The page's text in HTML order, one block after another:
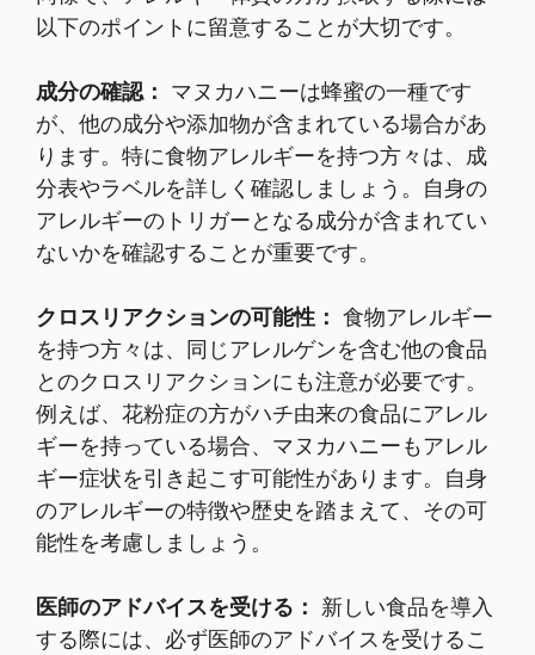
以下のポイントに留意することが大切です。
成分の確認： マヌカハニーは蜂蜜の一種です
が、他の成分や添加物が含まれている場合があ
ります。特に食物アレルギーを持つ方々は、成
分表やラベルを詳しく確認しましょう。自身の
アレルギーのトリガーとなる成分が含まれてい
ないかを確認することが重要です。
クロスリアクションの可能性： 食物アレルギー
を持つ方々は、同じアレルゲンを含む他の食品
とのクロスリアクションにも注意が必要です。
例えば、花粉症の方がハチ由来の食品にアレル
ギーを持っている場合、マヌカハニーもアレル
ギー症状を引き起こす可能性があります。自身
のアレルギーの特徴や歴史を踏まえて、その可
能性を考慮しましょう。
医師のアドバイスを受ける： 新しい食品を導入
する際には、必ず医師のアドバイスを受けるこ